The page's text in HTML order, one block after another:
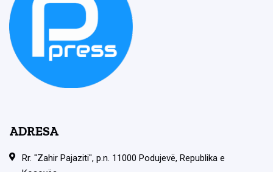
ADRESA
Rr. "Zahir Pajaziti", p.n. 11000 Podujevë, Republika e